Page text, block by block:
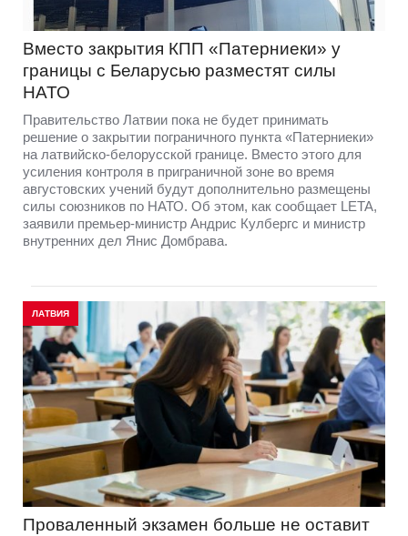
Вместо закрытия КПП «Патерниеки» у
границы с Беларусью разместят силы
НАТО
Правительство Латвии пока не будет принимать
решение о закрытии пограничного пункта «Патерниеки»
на латвийско-белорусской границе. Вместо этого для
усиления контроля в приграничной зоне во время
августовских учений будут дополнительно размещены
силы союзников по НАТО. Об этом, как сообщает LETA,
заявили премьер-министр Андрис Кулбергс и министр
внутренних дел Янис Домбрава.
ЛАТВИЯ
Проваленный экзамен больше не оставит